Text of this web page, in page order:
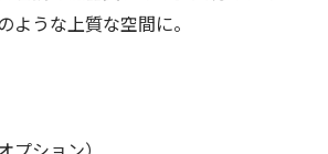
ような上質な空間に。